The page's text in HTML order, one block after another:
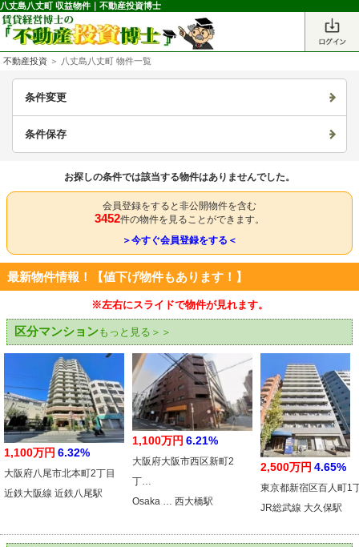
八丈島八丈町 収益物件｜不動産投資博士
不動産投資 ＞ 八丈島八丈町 物件一覧
条件変更
条件保存
お探しの条件では該当する物件はありませんでした。
会員登録をすると非公開物件を含む
3452件の物件を見ることができます。
＞今すぐ会員登録をする＜
最新物件情報！【値下げ物件もあります！】
※左右にスライドで物件が見れます。
区分マンションもっと見る＞＞
1,100万円 6.32%
大阪府八尾市北本町2丁目
近鉄大阪線 近鉄八尾駅
1,100万円 6.21%
大阪府大阪市西区新町2
丁…
Osaka … 西大橋駅
2,500万円 4.65%
東京都新宿区百人町1
JR総武線 大久保駅